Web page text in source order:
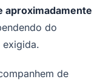
aproximadamente
do
de